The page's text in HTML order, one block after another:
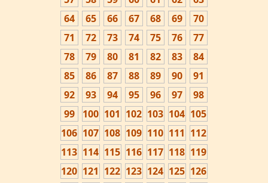
64
65 66 67 68 69
70
71
72 73 74 75 76
77
78
79 80 81 82 83
84
85
86 87 88 89 90
91
92
93 94 95 96 97
98
99
100 101 102 103 104 105
106 107 108 109 110 111 112
113 114 115 116 117 118 119
120 121 122 123 124 125 126